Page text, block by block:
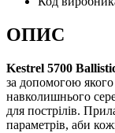
ОПИС
Kestrel 5700
за допомогою
навколишнього
для пострілів.
параметрів, аби